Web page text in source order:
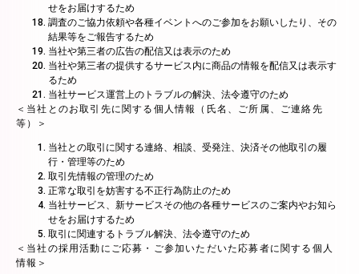
せをお届けするため
調査のご協力依頼や各種イベントへのご参加をお願いしたり、その
結果等をご報告するため
当社や第三者の広告の配信又は表示のため
当社や第三者の提供するサービス内に商品の情報を配信又は表示す
るため
当社サービス運営上のトラブルの解決、法令遵守のため
＜当社とのお取引先に関する個人情報（氏名、ご所属、ご連絡先
等）＞
当社との取引に関する連絡、相談、受発注、決済その他取引の履
行・管理等のため
取引先情報の管理のため
正常な取引を妨害する不正行為防止のため
当社サービス、新サービスその他の各種サービスのご案内やお知ら
せをお届けするため
取引に関連するトラブル解決、法令遵守のため
＜当社の採用活動にご応募・ご参加いただいた応募者に関する個人
情報＞